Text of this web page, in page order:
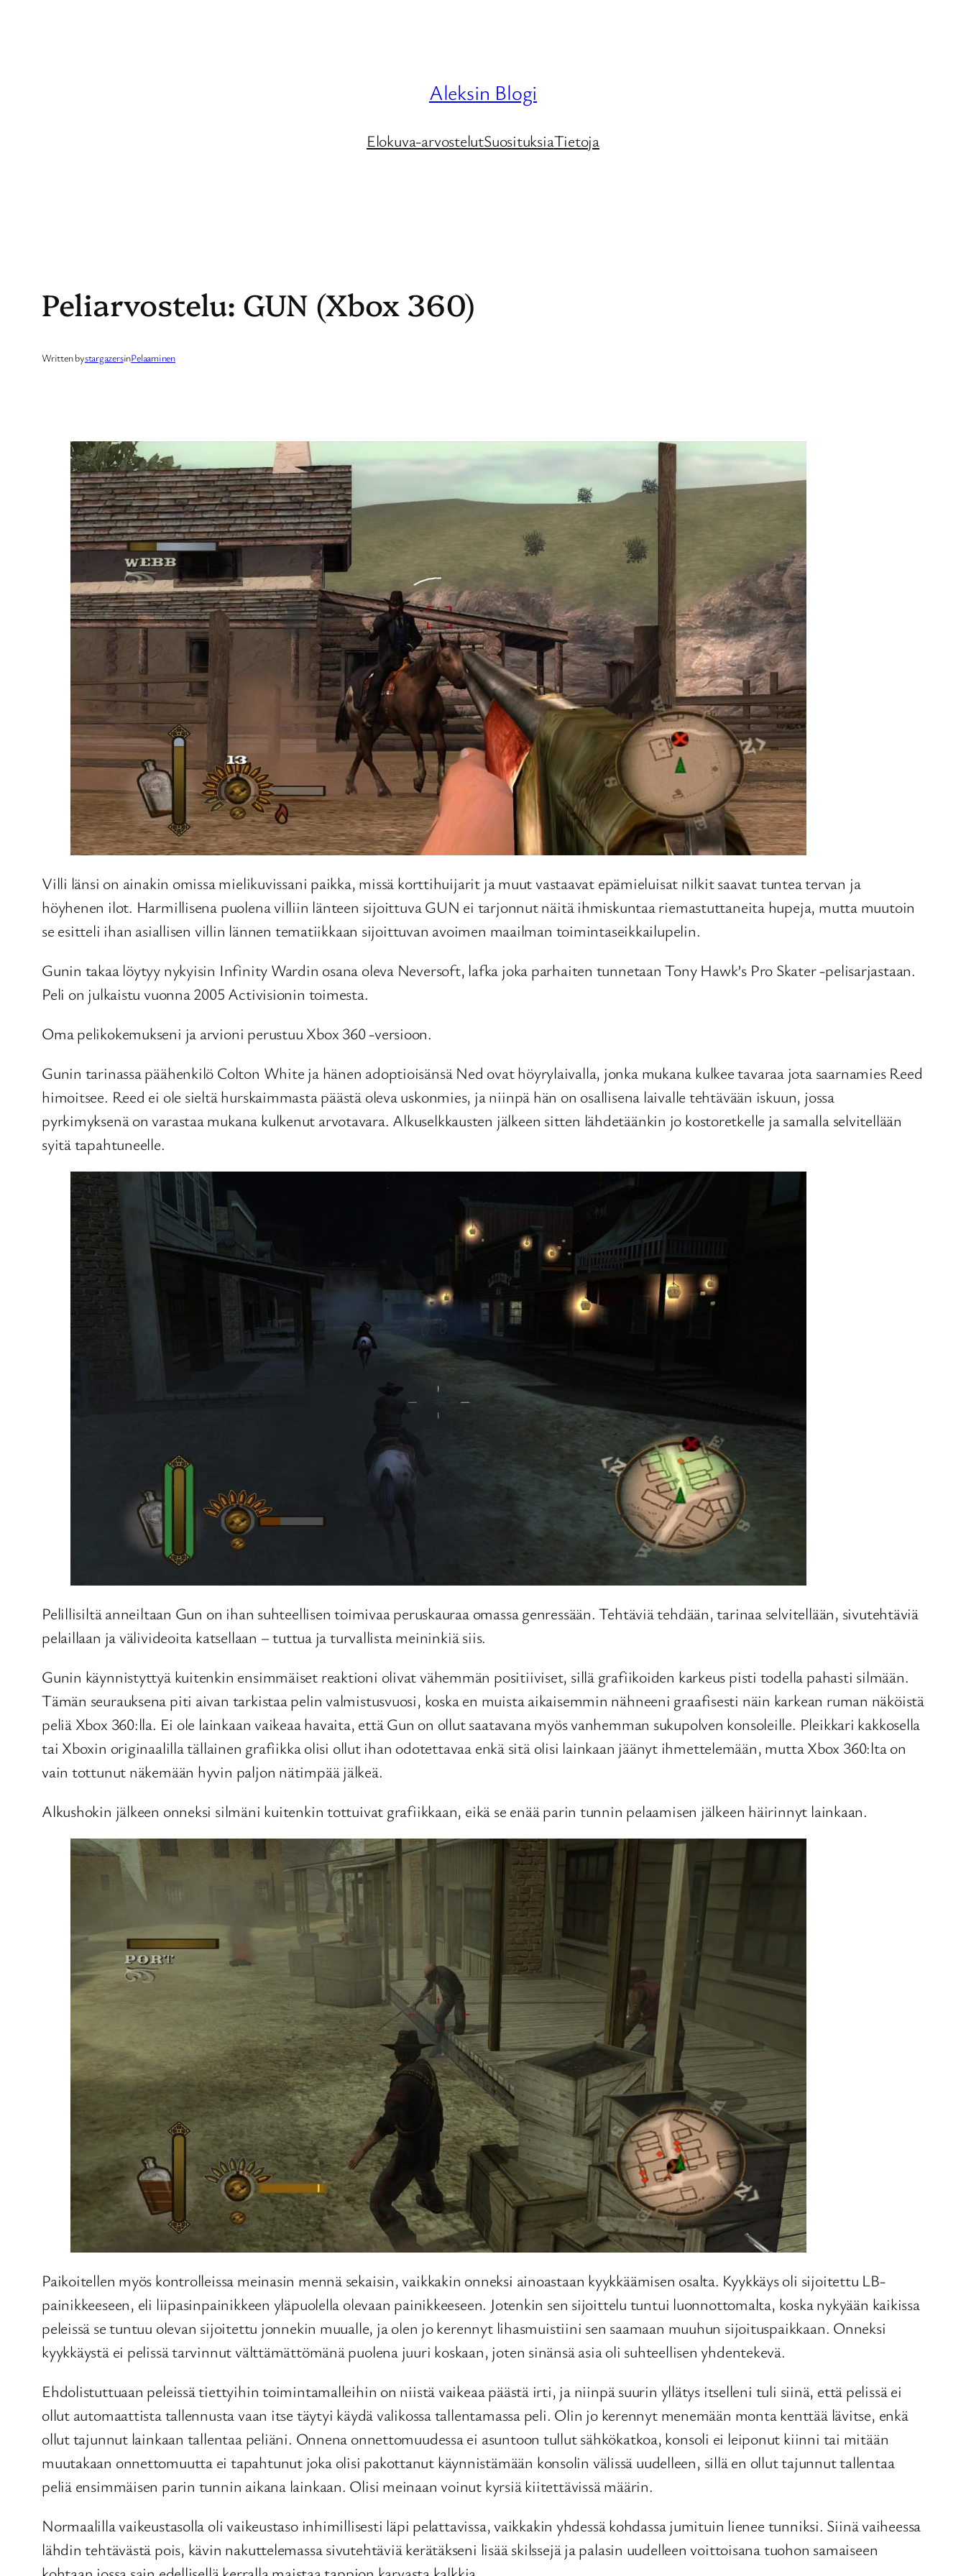
Aleksin Blogi
Elokuva-arvostelutSuosituksiaTietoja
Peliarvostelu: GUN (Xbox 360)
Written bystargazersinPelaaminen
Villi länsi on ainakin omissa mielikuvissani paikka, missä korttihuijarit ja muut vastaavat epämieluisat nilkit saavat tuntea tervan ja
höyhenen ilot. Harmillisena puolena villiin länteen sijoittuva GUN ei tarjonnut näitä ihmiskuntaa riemastuttaneita hupeja, mutta muutoin
se esitteli ihan asiallisen villin lännen tematiikkaan sijoittuvan avoimen maailman toimintaseikkailupelin.
Gunin takaa löytyy nykyisin Infinity Wardin osana oleva Neversoft, lafka joka parhaiten tunnetaan Tony Hawk’s Pro Skater -pelisarjastaan.
Peli on julkaistu vuonna 2005 Activisionin toimesta.
Oma pelikokemukseni ja arvioni perustuu Xbox 360 -versioon.
Gunin tarinassa päähenkilö Colton White ja hänen adoptioisänsä Ned ovat höyrylaivalla, jonka mukana kulkee tavaraa jota saarnamies Reed
himoitsee. Reed ei ole sieltä hurskaimmasta päästä oleva uskonmies, ja niinpä hän on osallisena laivalle tehtävään iskuun, jossa
pyrkimyksenä on varastaa mukana kulkenut arvotavara. Alkuselkkausten jälkeen sitten lähdetäänkin jo kostoretkelle ja samalla selvitellään
syitä tapahtuneelle.
Pelillisiltä anneiltaan Gun on ihan suhteellisen toimivaa peruskauraa omassa genressään. Tehtäviä tehdään, tarinaa selvitellään, sivutehtäviä
pelaillaan ja välivideoita katsellaan – tuttua ja turvallista meininkiä siis.
Gunin käynnistyttyä kuitenkin ensimmäiset reaktioni olivat vähemmän positiiviset, sillä grafiikoiden karkeus pisti todella pahasti silmään.
Tämän seurauksena piti aivan tarkistaa pelin valmistusvuosi, koska en muista aikaisemmin nähneeni graafisesti näin karkean ruman näköistä
peliä Xbox 360:lla. Ei ole lainkaan vaikeaa havaita, että Gun on ollut saatavana myös vanhemman sukupolven konsoleille. Pleikkari kakkosella
tai Xboxin originaalilla tällainen grafiikka olisi ollut ihan odotettavaa enkä sitä olisi lainkaan jäänyt ihmettelemään, mutta Xbox 360:lta on
vain tottunut näkemään hyvin paljon nätimpää jälkeä.
Alkushokin jälkeen onneksi silmäni kuitenkin tottuivat grafiikkaan, eikä se enää parin tunnin pelaamisen jälkeen häirinnyt lainkaan.
Paikoitellen myös kontrolleissa meinasin mennä sekaisin, vaikkakin onneksi ainoastaan kyykkäämisen osalta. Kyykkäys oli sijoitettu LB-
painikkeeseen, eli liipasinpainikkeen yläpuolella olevaan painikkeeseen. Jotenkin sen sijoittelu tuntui luonnottomalta, koska nykyään kaikissa
peleissä se tuntuu olevan sijoitettu jonnekin muualle, ja olen jo kerennyt lihasmuistiini sen saamaan muuhun sijoituspaikkaan. Onneksi
kyykkäystä ei pelissä tarvinnut välttämättömänä puolena juuri koskaan, joten sinänsä asia oli suhteellisen yhdentekevä.
Ehdolistuttuaan peleissä tiettyihin toimintamalleihin on niistä vaikeaa päästä irti, ja niinpä suurin yllätys itselleni tuli siinä, että pelissä ei
ollut automaattista tallennusta vaan itse täytyi käydä valikossa tallentamassa peli. Olin jo kerennyt menemään monta kenttää lävitse, enkä
ollut tajunnut lainkaan tallentaa peliäni. Onnena onnettomuudessa ei asuntoon tullut sähkökatkoa, konsoli ei leiponut kiinni tai mitään
muutakaan onnettomuutta ei tapahtunut joka olisi pakottanut käynnistämään konsolin välissä uudelleen, sillä en ollut tajunnut tallentaa
peliä ensimmäisen parin tunnin aikana lainkaan. Olisi meinaan voinut kyrsiä kiitettävissä määrin.
Normaalilla vaikeustasolla oli vaikeustaso inhimillisesti läpi pelattavissa, vaikkakin yhdessä kohdassa jumituin lienee tunniksi. Siinä vaiheessa
lähdin tehtävästä pois, kävin nakuttelemassa sivutehtäviä kerätäkseni lisää skilssejä ja palasin uudelleen voittoisana tuohon samaiseen